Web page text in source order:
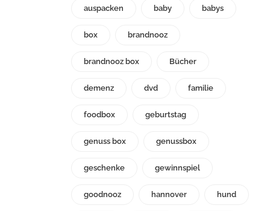
auspacken baby babys
box brandnooz
brandnooz box Bücher
demenz dvd familie
foodbox geburtstag
genuss box genussbox
geschenke gewinnspiel
goodnooz hannover hund